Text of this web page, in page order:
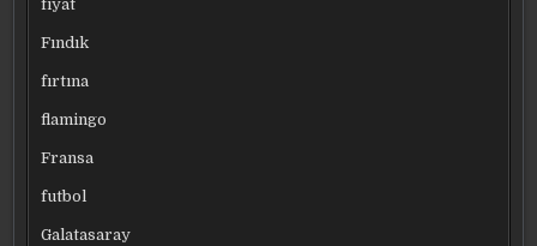
fiyat
Fındık
fırtına
flamingo
Fransa
futbol
Galatasaray